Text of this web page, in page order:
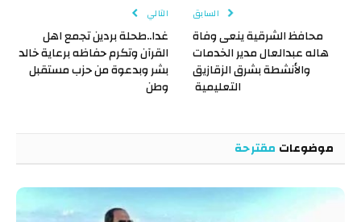
السابق
محافظ الشرقية ينعى وفاة
هاله عبدالعال مدير الخدمات
والأنشطة بشرق الزقازيق
التعليمية
التالي
غدا..طحلة بردين تجمع اهل
القرآن وتكرم حفاظه برعاية خالد
بشر وبدعوة من حزب مستقبل
وطن
موضوعات مقترحة